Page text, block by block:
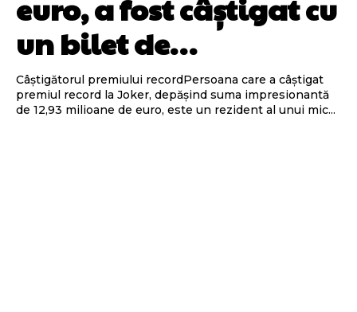
euro, a fost câștigat cu
un bilet de…
Câștigătorul premiului recordPersoana care a câștigat
premiul record la Joker, depășind suma impresionantă
de 12,93 milioane de euro, este un rezident al unui mic...